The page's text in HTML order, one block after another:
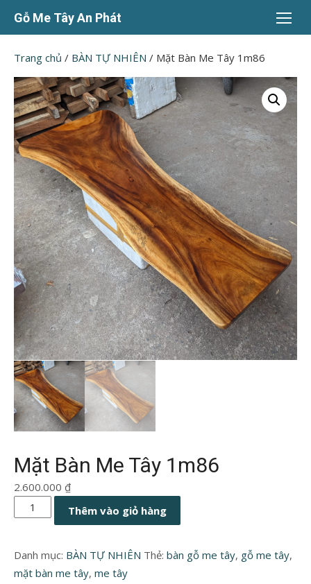
Chuyển
dung
Gỗ Me Tây An Phát
Trang chủ / BÀN TỰ NHIÊN / Mặt Bàn Me Tây 1m86
Mặt Bàn Me Tây 1m86
2.600.000 ₫
Mặt
Bàn
Tây
1m86
Thêm vào giỏ hàng
Danh mục: BÀN TỰ NHIÊN Thẻ: bàn gỗ me tây, gỗ me tây,
mặt bàn me tây, me tây